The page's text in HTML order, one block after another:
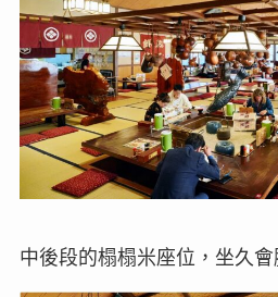
中後段的榻榻米座位，坐久